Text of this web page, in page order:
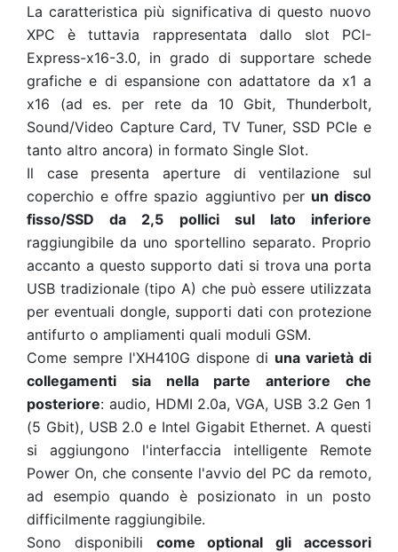
La caratteristica più significativa di questo nuovo
XPC è tuttavia rappresentata dallo slot PCI-
Express-x16-3.0, in grado di supportare schede
grafiche e di espansione con adattatore da x1 a
x16 (ad es. per rete da 10 Gbit, Thunderbolt,
Sound/Video Capture Card, TV Tuner, SSD PCIe e
tanto altro ancora) in formato Single Slot.
Il case presenta aperture di ventilazione sul
coperchio e offre spazio aggiuntivo per un disco
fisso/SSD da 2,5 pollici sul lato inferiore
raggiungibile da uno sportellino separato. Proprio
accanto a questo supporto dati si trova una porta
USB tradizionale (tipo A) che può essere utilizzata
per eventuali dongle, supporti dati con protezione
antifurto o ampliamenti quali moduli GSM.
Come sempre l'XH410G dispone di una varietà di
collegamenti sia nella parte anteriore che
posteriore: audio, HDMI 2.0a, VGA, USB 3.2 Gen 1
(5 Gbit), USB 2.0 e Intel Gigabit Ethernet. A questi
si aggiungono l'interfaccia intelligente Remote
Power On, che consente l'avvio del PC da remoto,
ad esempio quando è posizionato in un posto
difficilmente raggiungibile.
Sono disponibili come optional gli accessori